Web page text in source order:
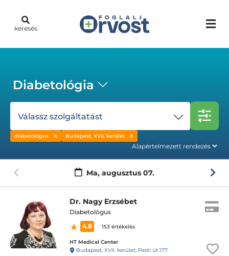
keresés
Diabetológia
Válassz szolgáltatást
diabetológus Budapest, XVII. kerület
Ma, augusztus 07.
Dr. Nagy Erzsébet
Diabetológus
4.8
153 értékelés
HT Medical Center
Budapest, XVII. kerület, Pesti út 177.